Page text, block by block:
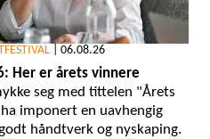
06.08.26
Her er årets vinnere
seg med tittelen "Årets
imponert en uavhengig
håndtverk og nyskaping.